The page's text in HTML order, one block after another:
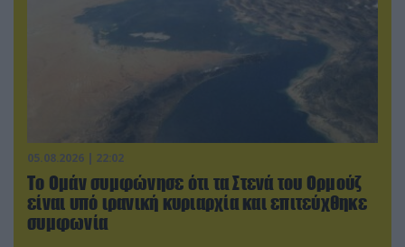
05.08.2026 | 22:02
Το Ομάν συμφώνησε ότι τα Στενά του Ορμούζ
είναι υπό ιρανική κυριαρχία και επιτεύχθηκε
συμφωνία